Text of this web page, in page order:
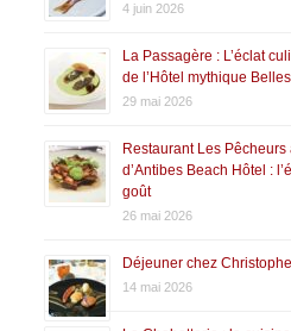
4 juin 2026
La Passagère : L’éclat
de l’Hôtel mythique
29 mai 2026
Restaurant Les Pêcheurs
d’Antibes Beach Hôtel :
goût
26 mai 2026
Déjeuner chez
14 mai 2026